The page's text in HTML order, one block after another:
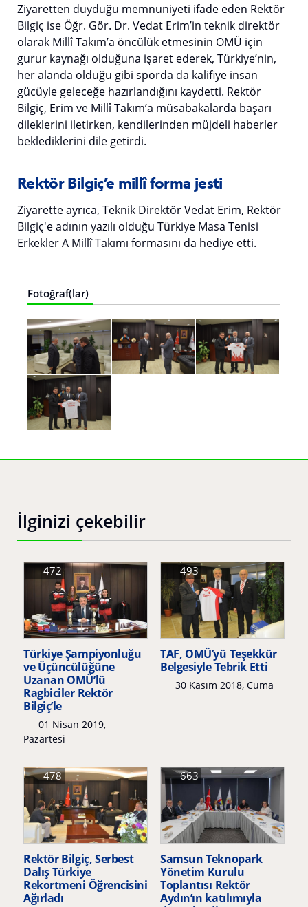
Ziyaretten duyduğu memnuniyeti ifade eden Rektör
Bilgiç ise Öğr. Gör. Dr. Vedat Erim’in teknik direktör
olarak Millî Takım’a öncülük etmesinin OMÜ için
gurur kaynağı olduğuna işaret ederek, Türkiye’nin,
her alanda olduğu gibi sporda da kalifiye insan
gücüyle geleceğe hazırlandığını kaydetti. Rektör
Bilgiç, Erim ve Millî Takım’a müsabakalarda başarı
dileklerini iletirken, kendilerinden müjdeli haberler
beklediklerini dile getirdi.
Rektör Bilgiç’e millî forma jesti
Ziyarette ayrıca, Teknik Direktör Vedat Erim, Rektör
Bilgiç'e adının yazılı olduğu Türkiye Masa Tenisi
Erkekler A Millî Takımı formasını da hediye etti.
Fotoğraf(lar)
İlginizi çekebilir
Türkiye Şampiyonluğu
ve Üçüncülüğüne
Uzanan OMÜ’lü
Ragbiciler Rektör
Bilgiç’le
01 Nisan 2019,
Pazartesi
472
TAF, OMÜ’yü Teşekkür
Belgesiyle Tebrik Etti
30 Kasım 2018, Cuma
493
Rektör Bilgiç, Serbest
Dalış Türkiye
Rekortmeni Öğrencisini
Ağırladı
478
Samsun Teknopark
Yönetim Kurulu
Toplantısı Rektör
Aydın’ın katılımıyla
663